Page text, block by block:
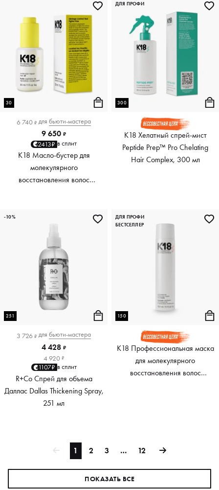
30
6 740 ₽ для бьюти-мастера
9 650 ₽
2413₽ в сплит
K18 Масло-бустер для
молекулярного
восстановления волос
300
K18 Хелатный спрей-мист
Peptide Prep™ Pro Chelating
Hair Complex, 300 мл
ДЛЯ ПРОФИ
251
3 726 ₽ для бьюти-мастера
4 428 ₽
4 920 ₽
1107₽ в сплит
R+Co Спрей для объема
Даллас Dallas Thickening Spray,
251 мл
-10%
150
K18 Профессиональная маска
для молекулярного
восстановления волос
ДЛЯ ПРОФИ
БЕСТСЕЛЛЕР
1 2 3 … 12
ПОКАЗАТЬ ВСЕ